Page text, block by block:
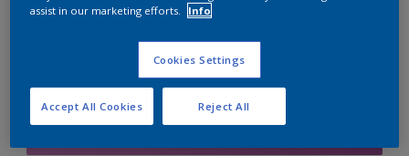
Boodschappenlijst
assist in our marketing efforts.
Info
Cookies Settings
Reject All
Accept All Cookies